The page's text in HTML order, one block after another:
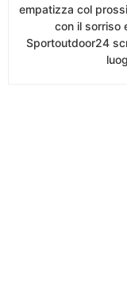
empatizza col
con il sorriso
Sportoutdoor24